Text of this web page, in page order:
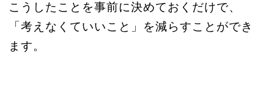
こうしたことを事前に決めておくだけで、
「考えなくていいこと」を減らすことができ
ます。